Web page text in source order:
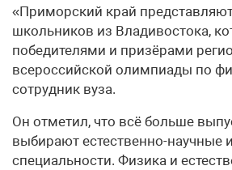
«Приморский край
школьников из Владивостока,
победителями и призёрами
всероссийской олимпиады по
сотрудник вуза.
Он отметил, что всё больше
выбирают естественно-научные
специальности. Физика и